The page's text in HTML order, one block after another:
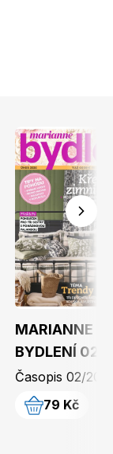
MARIANNE
BYDLENÍ 02/
Časopis 02/
79 Kč